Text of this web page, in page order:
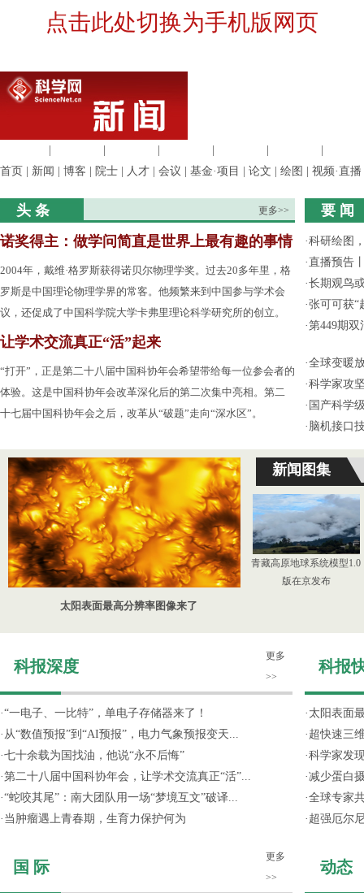
点击此处切换为手机版网页
首页
新闻 博客 院士 人才 会议 基金·项目 论文 绘图 视频·直播
头 条 更多>>
诺奖得主：做学问简直是世界上最有趣的事情
2004年，戴维·格罗斯获得诺贝尔物理学奖。过去20多年里，格
罗斯是中国理论物理学界的常客。他频繁来到中国参与学术会
议，还促成了中国科学院大学卡弗里理论科学研究所的创立。
让学术交流真正“活”起来
“打开”，正是第二十八届中国科协年会希望带给每一位参会者的
体验。这是中国科协年会改革深化后的第二次集中亮相。第二
十七届中国科协年会之后，改革从“破题”走向“深水区”。
要 闻
·科研绘图
·直播预告
·长期观鸟
·张可可获“
·第449期双
·全球变暖
·科学家攻
· 国产科学
· 脑机接口
太阳表面最高分辨率图像来了
新闻图集
青藏高原地球系统模型1.0
版在京发布
科报深度
更多
>>
·“一电子、一比特”，单电子存储器来了！
· 从“数值预报”到“AI预报”，电力气象预报变天...
·七十余载为国找油，他说“永不后悔”
·第二十八届中国科协年会，让学术交流真正“活”...
·“蛇咬其尾”：南大团队用一场“梦境互文”破译...
· 当肿瘤遇上青春期，生育力保护何为
国 际
更多
>>
科报
· 太阳表面
· 超快速三
·科学家发
·减少蛋白
·全球专家
· 超强厄尔
动态